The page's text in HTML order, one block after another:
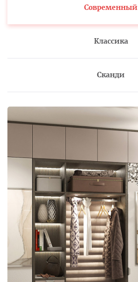
Современный
Классика
Сканди